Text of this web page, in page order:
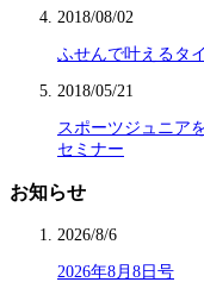
2018/08/02
ふせんで叶えるタ
2018/05/21
スポーツジュニア
セミナー
お知らせ
2026/8/6
2026年8月8日号